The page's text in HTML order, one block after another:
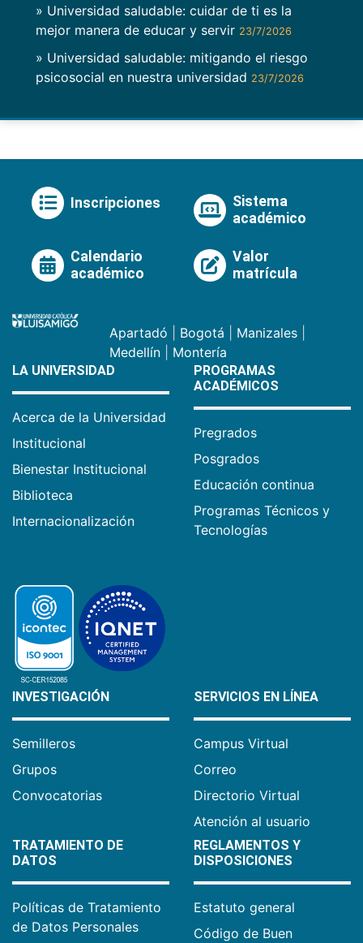
» Universidad saludable: cuidar de ti es la
mejor manera de educar y servir 23/7/2026
» Universidad saludable: mitigando el riesgo
psicosocial en nuestra universidad 23/7/2026
Inscripciones
Sistema
académico
Calendario
académico
Valor
matrícula
Apartadó Bogotá Manizales
Medellín
Montería
LA UNIVERSIDAD
Acerca de la Universidad
Institucional
Bienestar Institucional
Biblioteca
Internacionalización
PROGRAMAS
ACADÉMICOS
Pregrados
Posgrados
Educación continua
Programas Técnicos y
Tecnologías
INVESTIGACIÓN
Semilleros
Grupos
Convocatorias
SERVICIOS EN LÍNEA
Campus Virtual
Correo
Directorio Virtual
Atención al usuario
TRATAMIENTO DE
DATOS
Políticas de Tratamiento
de Datos Personales
REGLAMENTOS Y
DISPOSICIONES
Estatuto general
Código de Buen